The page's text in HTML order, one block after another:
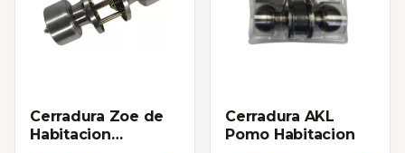
Cerradura Zoe de
Habitacion
Cerradura AKL
Pomo Habitacion